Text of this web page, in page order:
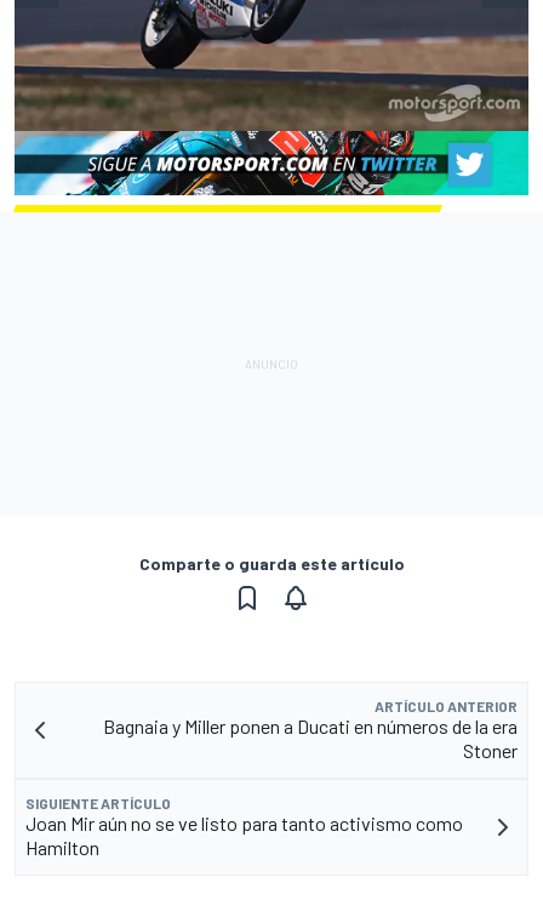
Comparte o guarda este artículo
ARTÍCULO ANTERIOR
Bagnaia y Miller ponen a Ducati en números de la era
Stoner
SIGUIENTE ARTÍCULO
Joan Mir aún no se ve listo para tanto activismo como
Hamilton